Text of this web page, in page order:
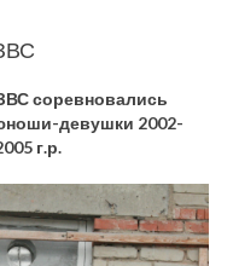
ВАКАНСИИ
соревновались
девушки 2002-
г.р.